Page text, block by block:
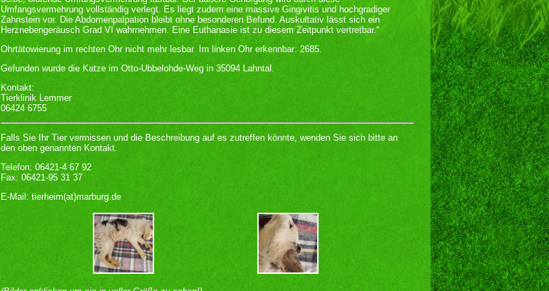
Umfangsvermehrung vollständig verlegt. Es liegt zudem eine massive Gingivitis und hochgradiger
Zahnstein vor. Die Abdomenpalpation bleibt ohne besonderen Befund. Auskultativ lässt sich ein
Herznebengeräusch Grad VI wahrnehmen. Eine Euthanasie ist zu diesem Zeitpunkt vertretbar.“
Ohrtätowierung im rechten Ohr nicht mehr lesbar. Im linken Ohr erkennbar: 2685.
Gefunden wurde die Katze im Otto-Ubbelohde-Weg in 35094 Lahntal.
Kontakt:
Tierklinik Lemmer
06424 6755
Falls Sie Ihr Tier vermissen und die Beschreibung auf es zutreffen könnte, wenden Sie sich bitte an
den oben genannten Kontakt.
Telefon: 06421-4 67 92
Fax: 06421-95 31 37
E-Mail: tierheim(at)marburg.de